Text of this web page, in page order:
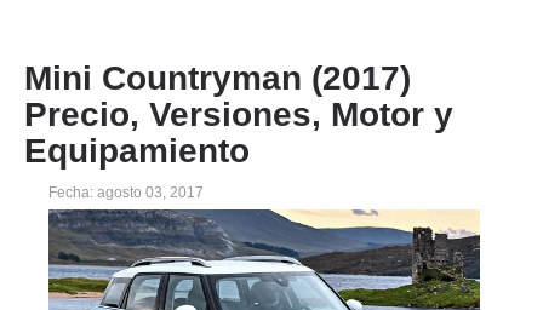
Mini Countryman (2017)
Precio, Versiones, Motor y
Equipamiento
Fecha: agosto 03, 2017